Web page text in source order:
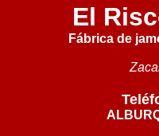
El
Fábrica de